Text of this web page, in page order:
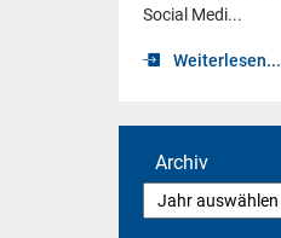
Social Medi...
Weiterlesen...
Archiv